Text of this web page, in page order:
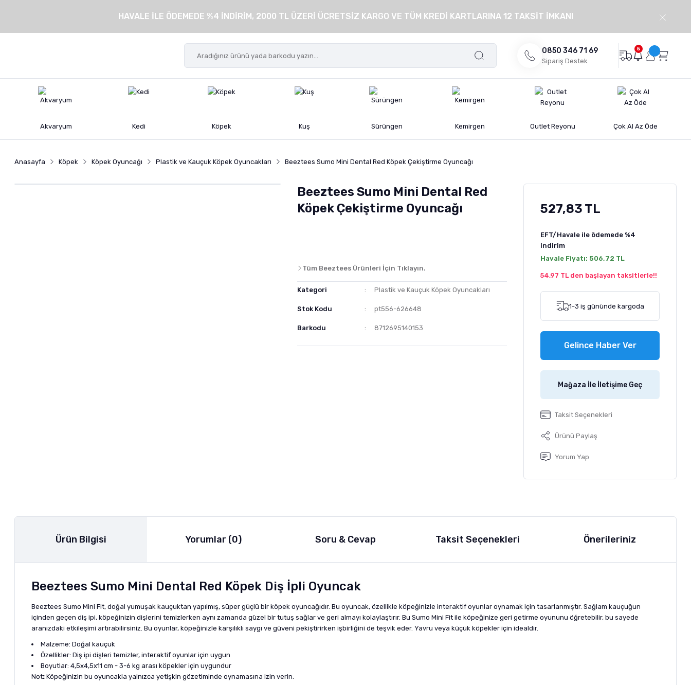
HAVALE İLE ÖDEMEDE %4 İNDİRİM, 2000 TL ÜZERİ ÜCRETSİZ KARGO VE TÜM KREDİ KARTLARINA 12 TAKSİT İMKANI
0850 346 71 69
Sipariş Destek
5
Akvaryum Kedi Köpek Kuş Sürüngen Kemirgen Outlet Reyonu Çok Al Az Öde
Anasayfa Köpek Köpek Oyuncağı Plastik ve Kauçuk Köpek Oyuncakları Beeztees Sumo Mini Dental Red Köpek Çekiştirme Oyuncağı
Beeztees Sumo Mini Dental Red
Köpek Çekiştirme Oyuncağı
Tüm Beeztees Ürünleri İçin Tıklayın.
Kategori Plastik ve Kauçuk Köpek Oyuncakları
Stok Kodu pt556-626648
Barkodu 8712695140153
527,83 TL
EFT/Havale ile ödemede %4
indirim
Havale Fiyatı: 506,72 TL
54,97 TL den başlayan taksitlerle!!
1-3 iş gününde kargoda
Gelince Haber Ver
Mağaza İle İletişime Geç
Taksit Seçenekleri
Ürünü Paylaş
Yorum Yap
Ürün Bilgisi Yorumlar (0) Soru & Cevap Taksit Seçenekleri Önerileriniz
Beeztees Sumo Mini Dental Red Köpek Diş İpli Oyuncak
Beeztees Sumo Mini Fit, doğal yumuşak kauçuktan yapılmış, süper güçlü bir köpek oyuncağıdır. Bu oyuncak, özellikle köpeğinizle interaktif oyunlar oynamak için tasarlanmıştır. Sağlam kauçuğun
içinden geçen diş ipi, köpeğinizin dişlerini temizlerken aynı zamanda güzel bir tutuş sağlar ve geri almayı kolaylaştırır. Bu Sumo Mini Fit ile köpeğinize geri getirme oyununu öğretebilir, bu sayede
aranızdaki etkileşimi artırabilirsiniz. Bu oyunlar, köpeğinizle karşılıklı saygı ve güveni pekiştirirken işbirliğini de teşvik eder. Yavru veya küçük köpekler için idealdir.
Malzeme: Doğal kauçuk
Özellikler: Diş ipi dişleri temizler, interaktif oyunlar için uygun
Boyutlar: 4,5x4,5x11 cm - 3-6 kg arası köpekler için uygundur
Not: Köpeğinizin bu oyuncakla yalnızca yetişkin gözetiminde oynamasına izin verin.